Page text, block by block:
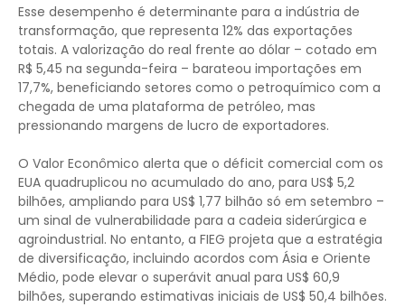
Esse desempenho é determinante para a indústria de
transformação, que representa 12% das exportações
totais. A valorização do real frente ao dólar – cotado em
R$ 5,45 na segunda-feira – barateou importações em
17,7%, beneficiando setores como o petroquímico com a
chegada de uma plataforma de petróleo, mas
pressionando margens de lucro de exportadores.
O Valor Econômico alerta que o déficit comercial com os
EUA quadruplicou no acumulado do ano, para US$ 5,2
bilhões, ampliando para US$ 1,77 bilhão só em setembro –
um sinal de vulnerabilidade para a cadeia siderúrgica e
agroindustrial. No entanto, a FIEG projeta que a estratégia
de diversificação, incluindo acordos com Ásia e Oriente
Médio, pode elevar o superávit anual para US$ 60,9
bilhões, superando estimativas iniciais de US$ 50,4 bilhões.